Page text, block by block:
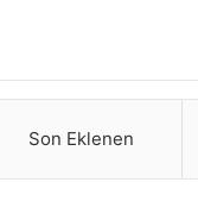
Son Eklenen